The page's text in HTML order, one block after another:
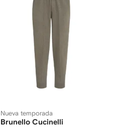
Nueva temporada
Brunello Cucinelli